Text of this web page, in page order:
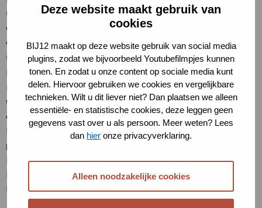
Deze website maakt gebruik van
cookies
BIJ12 maakt op deze website gebruik van social media
plugins, zodat we bijvoorbeeld Youtubefilmpjes kunnen
tonen. En zodat u onze content op sociale media kunt
delen. Hiervoor gebruiken we cookies en vergelijkbare
technieken. Wilt u dit liever niet? Dan plaatsen we alleen
essentiële- en statistische cookies, deze leggen geen
gegevens vast over u als persoon. Meer weten? Lees
dan hier onze privacyverklaring.
Alleen noodzakelijke cookies
tuinen komen toch uit de categorie gemengde en neostijlen
vanaf begin 20e eeuw. Ook hierbij geldt, dat vele mengvormen
voorkomen en vaak elementen uit vroegere stijlperiodes in de
tuin werden opgenomen. Ook rondom kloosters kunnen
historische tuinen te vinden zijn. De tuin werd vaak ingericht
met een mengeling van recreatieve en nuttige functies,
waarbij het representatieve aspect dominant was. De tuin was
een onderdeel van een groter geheel waar ook lanen, singels,
leibomen, solitaire bomen, begroeide slangenmuren,
grachten, kanalen, een duiventil, follys en allerlei
bijgebouwen bijhoren. Deze verschillende delen worden
bijeengehouden doordat ze bij het ontwerp van één
buitenplaats horen.